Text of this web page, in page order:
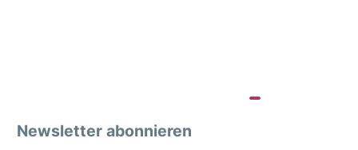
Newsletter abonnieren